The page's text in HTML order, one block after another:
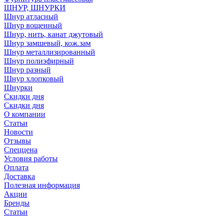
ШНУР, ШНУРКИ
Шнур атласный
Шнур вощенный
Шнур, нить, канат джутовый
Шнур замшевый, кож.зам
Шнур металлизированный
Шнур полиэфирный
Шнур разный
Шнур хлопковый
Шнурки
Скидки дня
Скидки дня
О компании
Статьи
Новости
Отзывы
Спеццена
Условия работы
Оплата
Доставка
Полезная информация
Акции
Бренды
Статьи